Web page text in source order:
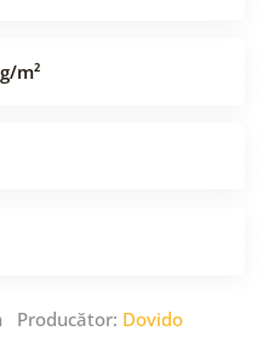
m²
Producător: Dovido